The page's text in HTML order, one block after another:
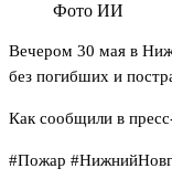
Фото ИИ
Вечером 30 мая в
без погибших и
Как сообщили в
#Пожар